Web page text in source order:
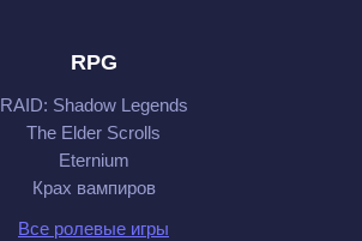
RPG
RAID: Shadow Legends
The Elder Scrolls
Eternium
Крах вампиров
Все ролевые игры